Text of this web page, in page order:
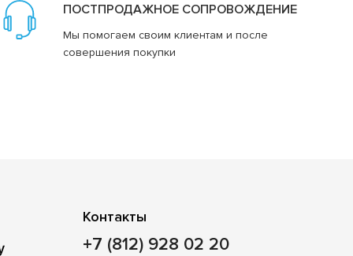
ПОСТПРОДАЖНОЕ СОПРОВОЖДЕНИЕ
Мы помогаем своим клиентам и после
совершения покупки
Контакты
+7 (812) 928 02 20